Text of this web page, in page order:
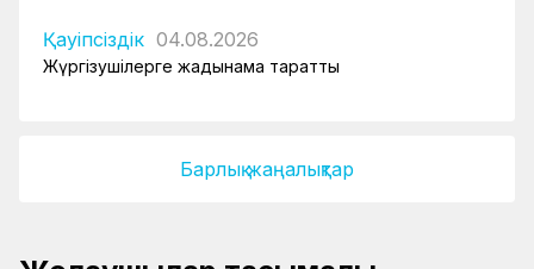
Қауіпсіздік 04.08.2026
Жүргізушілерге жадынама таратты
Барлық жаңалықтар
Пойыздағы санитарлық қауіпсіздік қалай